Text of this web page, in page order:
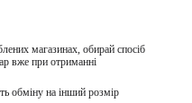
магазинах, обирай спосіб
вже при отриманні
обміну на інший розмір